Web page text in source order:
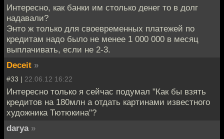
Интересно, как банки им столько денег то в долг
надавали?
Энто ж только для своевременных платежей по
кредитам надо было не менее 1 000 000 в месяц
выплачивать, если не 2-3.
Deceit »
#33 | 22.06.12 16:22
Интересно только я сейчас подумал "Как бы взять
кредитов на 180млн а отдать картинами известного
художника Тютюкина"?
darya »